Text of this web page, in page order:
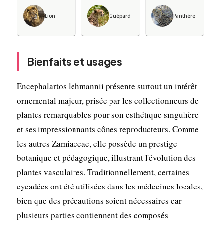
Lion Guépard Panthère
Bienfaits et usages
Encephalartos lehmannii présente surtout un intérêt
ornemental majeur, prisée par les collectionneurs de
plantes remarquables pour son esthétique singulière
et ses impressionnants cônes reproducteurs. Comme
les autres Zamiaceae, elle possède un prestige
botanique et pédagogique, illustrant l'évolution des
plantes vasculaires. Traditionnellement, certaines
cycadées ont été utilisées dans les médecines locales,
bien que des précautions soient nécessaires car
plusieurs parties contiennent des composés